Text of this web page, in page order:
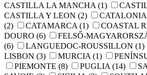
CASTILLA LA MANCHA (1)
CASTILLA Y LEON (2) CATALONIA
(2)
CATAMARCA (1) COASTAL
DOURO (6) FELSŐ-
(6)
LANGUEDOC-ROUSSILLON (1)
LISBON (3) MURCIA (1)
PIEMONTE (8) PUGLIA (14)